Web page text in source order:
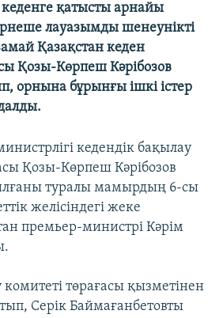
қатысты арнайы
лауазымды шенеунікті
Қазақстан кеден
Қозы-Көрпеш Кәрібозов
орнына бұрынғы ішкі істер
кедендік бақылау
Қозы-Көрпеш Кәрібозов
туралы мамырдың 6-сы
желісіндегі жеке
премьер-министрі Кәрім
төрағасы қызметінен
Серік Баймағанбетовты